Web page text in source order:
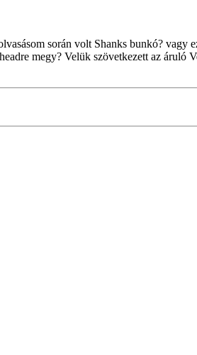
során volt Shanks bunkó?
megy? Velük szövetkezett az áruló